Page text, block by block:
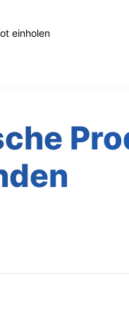
einholen